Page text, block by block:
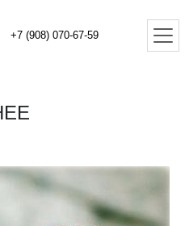
+7 (908) 070-67-59